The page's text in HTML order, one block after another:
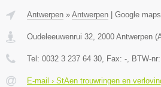
Antwerpen » Antwerpen Google maps
Oudeleeuwenrui 32, 2000 Antwerpen (
Tel: 0032 3 237 64 30, Fax: -, BTW-nr:
E-mail › StAen trouwringen en